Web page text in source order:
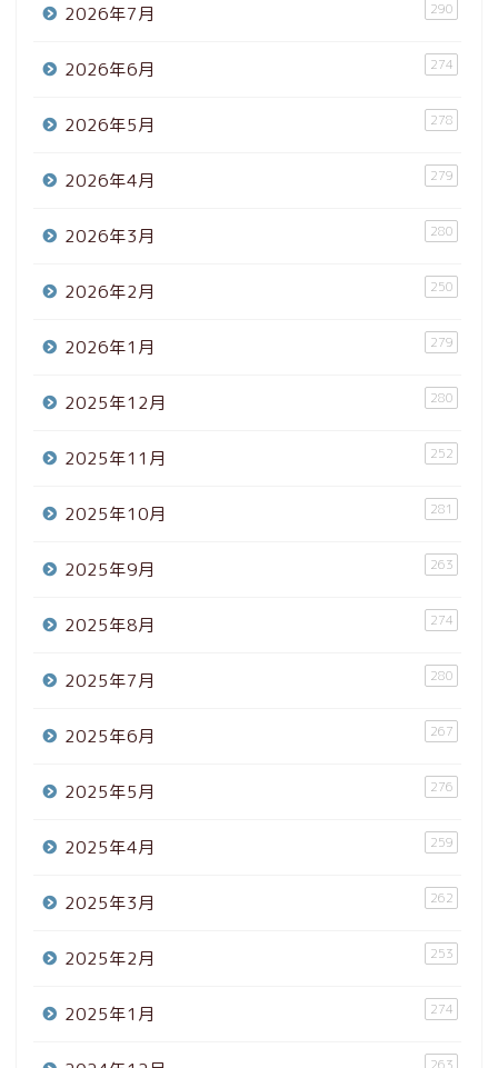
2026年7月 290
2026年6月 274
2026年5月 278
2026年4月 279
2026年3月 280
2026年2月 250
2026年1月 279
2025年12月 280
2025年11月 252
2025年10月 281
2025年9月 263
2025年8月 274
2025年7月 280
2025年6月 267
2025年5月 276
2025年4月 259
2025年3月 262
2025年2月 253
2025年1月 274